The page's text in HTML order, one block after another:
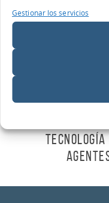
Gestionar los servicios
tecnología